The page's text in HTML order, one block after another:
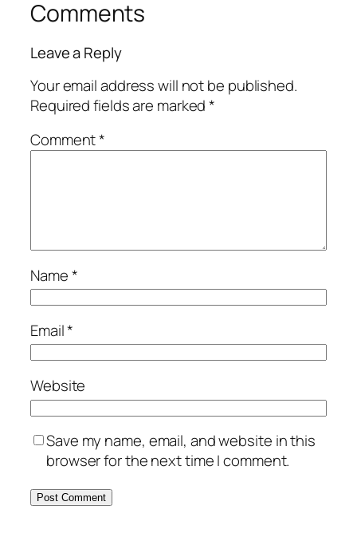
Comments
Leave a Reply
Your email address will not be published.
Required fields are marked*
Comment*
Name*
Email*
Website
Save my name, email, and website in this
browser for the next time I comment.